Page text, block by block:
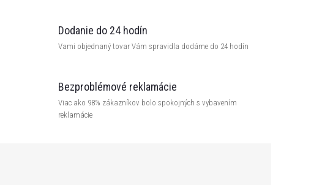
Dodanie do 24 hodín
Vami objednaný tovar Vám spravidla dodáme do 24 hodín
Bezproblémové reklamácie
Viac ako 98% zákazníkov bolo spokojných s vybavením
reklamácie